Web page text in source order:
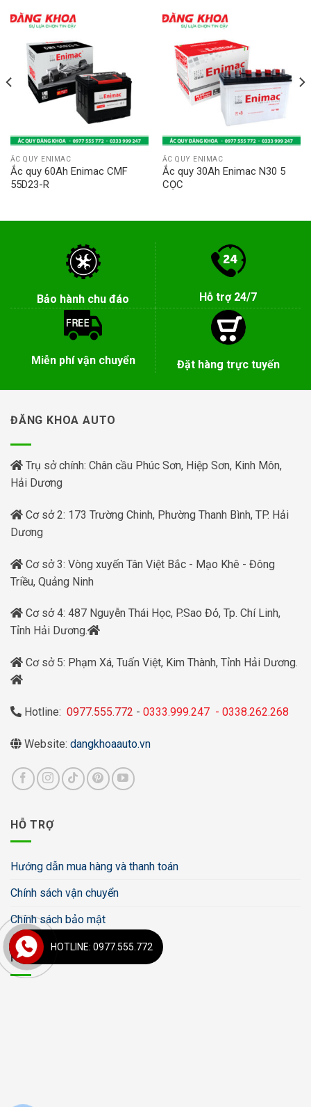
ẮC QUY ENIMAC
Ắc quy 60Ah Enimac CMF
55D23-R
ẮC QUY ENIMAC
Ắc quy 30Ah Enimac N30 5
CỌC
Bảo hành chu đáo Hỗ trợ 24/7
Miễn phí vận chuyển Đặt hàng trực tuyến
ĐĂNG KHOA AUTO
Trụ sở chính: Chân cầu Phúc Sơn, Hiệp Sơn, Kinh Môn,
Hải Dương
Cơ sở 2: 173 Trường Chinh, Phường Thanh Bình, TP. Hải
Dương
Cơ sở 3: Vòng xuyến Tân Việt Bắc - Mạo Khê - Đông
Triều, Quảng Ninh
Cơ sở 4: 487 Nguyễn Thái Học, P.Sao Đỏ, Tp. Chí Linh,
Tỉnh Hải Dương.
Cơ sở 5: Phạm Xá, Tuấn Việt, Kim Thành, Tỉnh Hải Dương.
Hotline: 0977.555.772 - 0333.999.247 - 0338.262.268
Website: dangkhoaauto.vn
HỖ TRỢ
Hướng dẫn mua hàng và thanh toán
Chính sách vận chuyển
Chính sách bảo mật
FANPAGE
HOTLINE: 0977.555.772